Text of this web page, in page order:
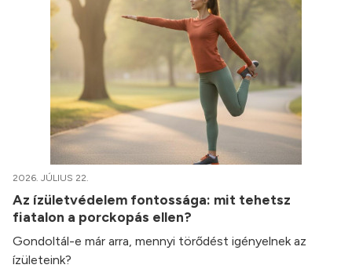
2026. JÚLIUS 22.
Az ízületvédelem fontossága: mit tehetsz
fiatalon a porckopás ellen?
Gondoltál-e már arra, mennyi törődést igényelnek az
ízületeink?